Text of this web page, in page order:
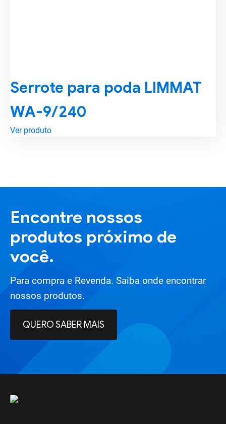
Serrote para poda LIMMAT
WA-9/240
Ver produto
Encontre nossos
produtos próximo de
você.
Para compra e Revenda. Saiba onde encontrar
nossos produtos.
QUERO SABER MAIS